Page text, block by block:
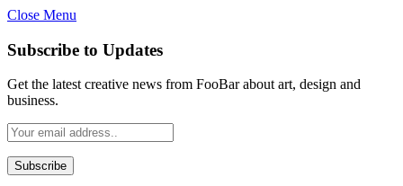
Close Menu
Subscribe to Updates
Get the latest creative news from FooBar about art, design and
business.